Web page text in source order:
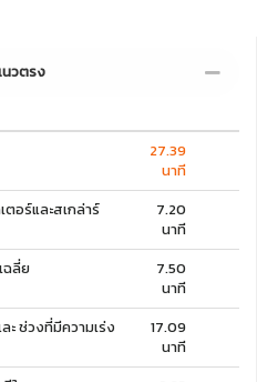
นวตรง
27.39
นาที
ตอร์และสเกล่าร์
7.20
นาที
ฉลี่ย
7.50
นาที
ะ ช่วงที่มีความเร่ง
17.09
นาที